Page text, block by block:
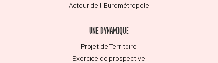
Acteur de l’Eurométropole
UNE DYNAMIQUE
Projet de Territoire
Exercice de prospective